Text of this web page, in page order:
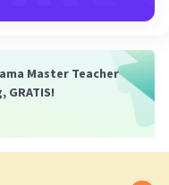
jumlah penduduk
Master Teacher
GRATIS!